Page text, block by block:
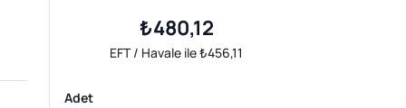
₺480,12
EFT / Havale ile ₺456,11
Adet